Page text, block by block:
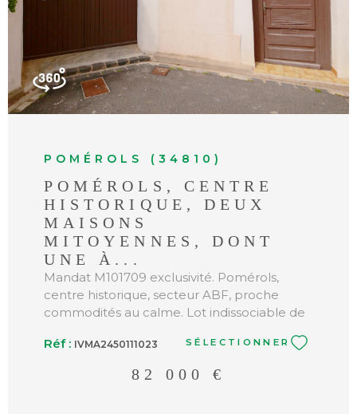
POMÉROLS (34810)
POMÉROLS, CENTRE
HISTORIQUE, DEUX
MAISONS
MITOYENNES, DONT
UNE À...
Mandat M101709 exclusivité. Pomérols,
centre historique, secteur ABF, proche
commodités au calme. Lot indissociable de
première, un T3 traversant construit en R+2,
combles non-aménagés. Au RdC vous
Réf : IVMA2450111023 SÉLECTIONNER
82 000 €
RECHERCHER